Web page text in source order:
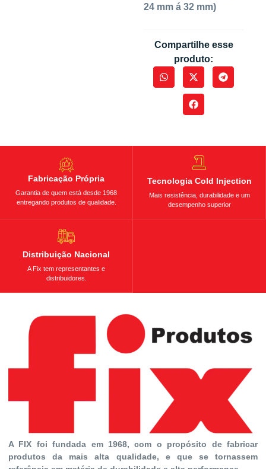
24 mm á 32 mm)
Compartilhe esse
produto:
Fabricação Própria
Garantia de quem está desde 1968
entregando produtos de qualidade.
Tecnologia Cold Injection
Mais resistência, durabilidade e um
desempenho superior
Distribuição Nacional
A Fix tem representantes e
distribuidores.
A FIX foi fundada em 1968, com o propósito de fabricar
produtos da mais alta qualidade, e que se tornassem